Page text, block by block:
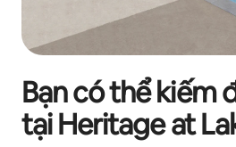
Bạn có thể kiếm
tạiHeritage at